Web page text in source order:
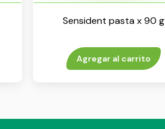
Sensident pasta x 90 g
Agregar al carrito